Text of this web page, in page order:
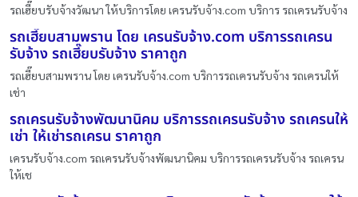
รถเฮี๊ยบรับจ้างวัฒนา ให้บริการโดย เครนรับจ้าง.com บริการ รถเครนรับจ้าง
รถเฮี๊ยบสามพราน โดย เครนรับจ้าง.com บริการรถเครน
รับจ้าง รถเฮี๊ยบรับจ้าง ราคาถูก
รถเฮี๊ยบสามพราน โดย เครนรับจ้าง.com บริการรถเครนรับจ้าง รถเครนให้
เช่า
รถเครนรับจ้างพัฒนานิคม บริการรถเครนรับจ้าง รถเครนให้
เช่า ให้เช่ารถเครน ราคาถูก
เครนรับจ้าง.com รถเครนรับจ้างพัฒนานิคม บริการรถเครนรับจ้าง รถเครน
ให้เช